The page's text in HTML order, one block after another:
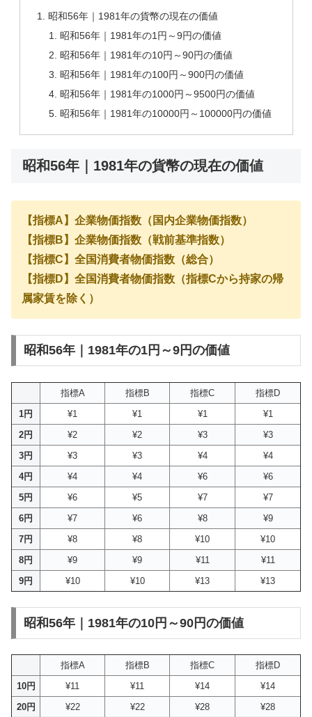
昭和56年｜1981年の貨幣の現在の価値
昭和56年｜1981年の1円～9円の価値
昭和56年｜1981年の10円～90円の価値
昭和56年｜1981年の100円～900円の価値
昭和56年｜1981年の1000円～9500円の価値
昭和56年｜1981年の10000円～100000円の価値
昭和56年｜1981年の貨幣の現在の価値
【指標A】企業物価指数（国内企業物価指数）
【指標B】企業物価指数（戦前基準指数）
【指標C】全国消費者物価指数（総合）
【指標D】全国消費者物価指数（指標Cから持家の帰
属家賃を除く）
昭和56年｜1981年の1円～9円の価値
指標A 指標B 指標C
指標D
1円
¥1 ¥1 ¥1
¥1
2円
¥2 ¥2 ¥3
¥3
3円
¥3 ¥3 ¥4
¥4
4円
¥4 ¥4 ¥6
¥6
5円
¥6 ¥5 ¥7
¥7
6円
¥7 ¥6 ¥8
¥9
7円
¥8 ¥8 ¥10
¥10
8円
¥9 ¥9 ¥11
¥11
9円
¥10 ¥10 ¥13 ¥13
昭和56年｜1981年の10円～90円の価値
指標A 指標B 指標C
指標D
10円
¥11 ¥11 ¥14
¥14
20円
¥22 ¥22 ¥28
¥28